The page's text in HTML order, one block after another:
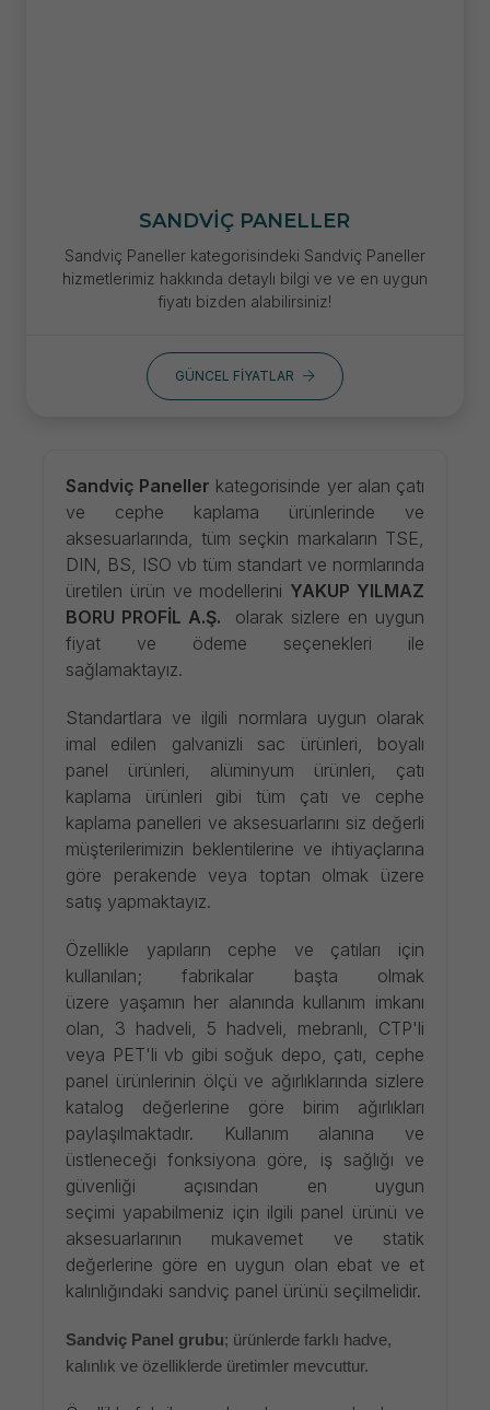
SANDVIÇ PANELLER
Sandviç Paneller kategorisindeki Sandviç Paneller
hizmetlerimiz hakkında detaylı bilgi ve ve en uygun
fiyatı bizden alabilirsiniz!
GÜNCEL FIYATLAR
Sandviç Paneller kategorisinde yer alan çatı
ve cephe kaplama ürünlerinde ve
aksesuarlarında, tüm seçkin markaların TSE,
DIN, BS, ISO vb tüm standart ve normlarında
üretilen ürün ve modellerini YAKUP YILMAZ
BORU PROFİL A.Ş.
olarak sizlere en uygun
fiyat ve ödeme seçenekleri ile
sağlamaktayız.
Standartlara ve ilgili normlara uygun olarak
imal edilen galvanizli sac ürünleri, boyalı
panel ürünleri, alüminyum ürünleri, çatı
kaplama ürünleri gibi tüm çatı ve cephe
kaplama panelleri ve aksesuarlarını siz değerli
müşterilerimizin beklentilerine ve ihtiyaçlarına
göre perakende veya toptan olmak üzere
satış yapmaktayız.
Özellikle yapıların cephe ve çatıları için
kullanılan; fabrikalar başta olmak
üzere yaşamın her alanında kullanım imkanı
olan, 3 hadveli, 5 hadveli, mebranlı, CTP'li
veya PET'li vb gibi soğuk depo, çatı, cephe
panel ürünlerinin ölçü ve ağırlıklarında sizlere
katalog değerlerine göre birim ağırlıkları
paylaşılmaktadır. Kullanım alanına ve
üstleneceği fonksiyona göre, iş sağlığı ve
güvenliği açısından en uygun
seçimi yapabilmeniz için ilgili panel ürünü ve
aksesuarlarının mukavemet ve statik
değerlerine göre en uygun olan ebat ve et
kalınlığındaki sandviç panel ürünü seçilmelidir.
Sandviç Panel grubu; ürünlerde farklı hadve,
kalınlık ve özelliklerde üretimler mevcuttur.